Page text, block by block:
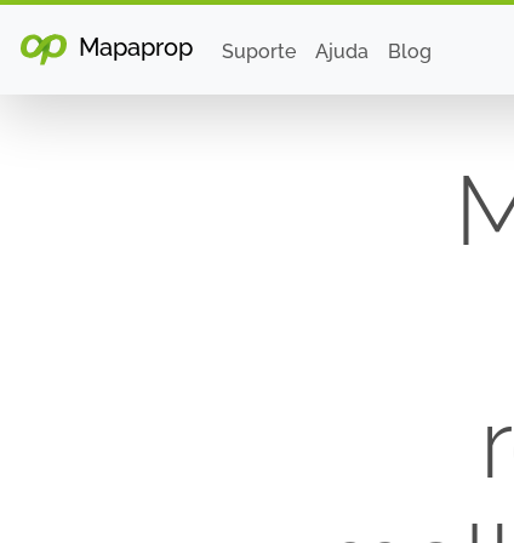
Mapaprop Suporte Ajuda Blog